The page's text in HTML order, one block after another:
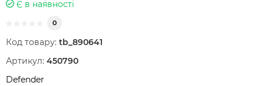
Є в наявності
0
Код товару: tb_890641
Артикул: 450790
Defender